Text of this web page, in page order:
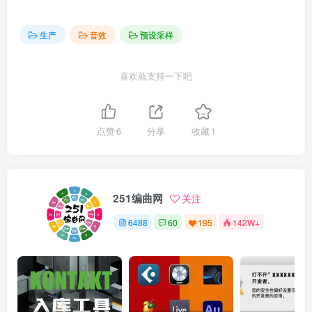
生产 音效 预设采样
喜欢就支持一下吧
点赞6 分享 收藏1
251编曲网 关注
6488 60 195 142W+